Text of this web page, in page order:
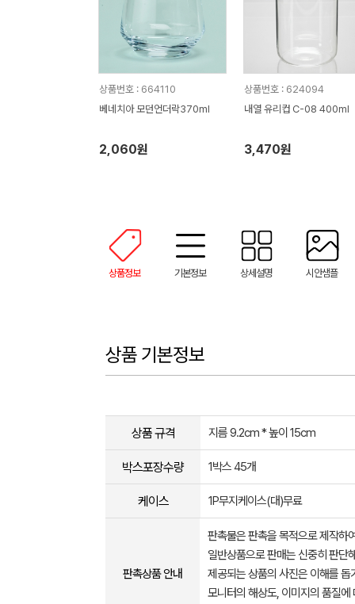
상품번호 : 664110
베네치아 모던언더락370ml
2,060원
상품번호 : 624094
내열 유리컵 C-08 400ml
3,470원
상품정보 기본정보 상세설명 시안샘플
상품 기본정보
상품 규격 지름 9.2cm * 높이 15cm
박스포장수량 1박스 45개
케이스 1P무지케이스(대)무료
판촉상품 안내
판촉물은 판촉을 목적으로 제작하
일반상품으로 판매는 신중히 판단
제공되는 상품의 사진은 이해를
모니터의 해상도, 이미지의 품질